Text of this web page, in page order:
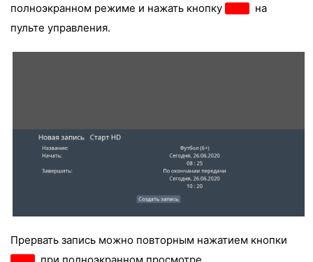
полноэкранном режиме и нажать кнопку
на
пульте управления.
Прервать запись можно повторным нажатием кнопки
при полноэкранном просмотре.